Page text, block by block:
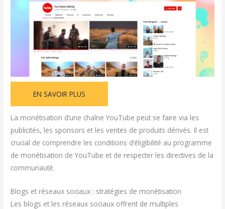
EN SAVOIR PLUS
La monétisation d’une chaîne YouTube peut se faire via les
publicités, les sponsors et les ventes de produits dérivés. Il est
crucial de comprendre les conditions d’éligibilité au programme
de monétisation de YouTube et de respecter les directives de la
communauté.
Blogs et réseaux sociaux : stratégies de monétisation
Les blogs et les réseaux sociaux offrent de multiples